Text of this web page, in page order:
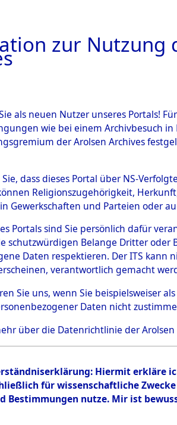
Dead -
Branch -
0046
zur Nutzung
als neuen Nutzer unseres Portals!
wie bei einem Archivbesuch
der Arolsen Archives
dass dieses Portal über NS-
Religionszugehörigkeit,
Gewerkschaften und Parteien oder
Portals sind Sie persönlich dafür
schutzwürdigen Belange Dritter
Daten respektieren. Der ITS
verantwortlich gemacht
Sie uns, wenn Sie beispielsweiser
Daten nicht
über die Datenrichtlinie der Arolsen
Hiermit erkläre
für wissenschaftliche
Bestimmungen nutze. Mir ist